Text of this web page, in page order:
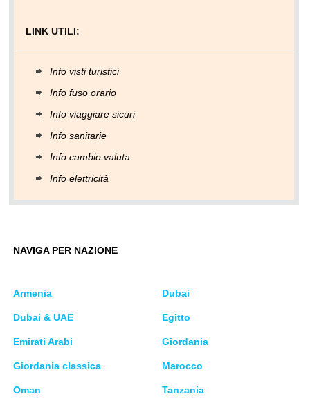
LINK UTILI:
Info visti turistici
Info fuso orario
Info viaggiare sicuri
Info sanitarie
Info cambio valuta
Info elettricità
NAVIGA PER NAZIONE
Armenia Dubai
Dubai & UAE Egitto
Emirati Arabi Giordania
Giordania classica Marocco
Oman Tanzania